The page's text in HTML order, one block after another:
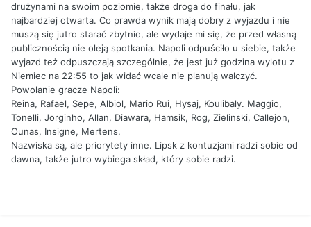
drużynami na swoim poziomie, także droga do finału, jak
najbardziej otwarta. Co prawda wynik mają dobry z wyjazdu i nie
muszą się jutro starać zbytnio, ale wydaje mi się, że przed własną
publicznością nie oleją spotkania. Napoli odpuściło u siebie, także
wyjazd też odpuszczają szczególnie, że jest już godzina wylotu z
Niemiec na 22:55 to jak widać wcale nie planują walczyć.
Powołanie gracze Napoli:
Reina, Rafael, Sepe, Albiol, Mario Rui, Hysaj, Koulibaly. Maggio,
Tonelli, Jorginho, Allan, Diawara, Hamsik, Rog, Zielinski, Callejon,
Ounas, Insigne, Mertens.
Nazwiska są, ale priorytety inne. Lipsk z kontuzjami radzi sobie od
dawna, także jutro wybiega skład, który sobie radzi.